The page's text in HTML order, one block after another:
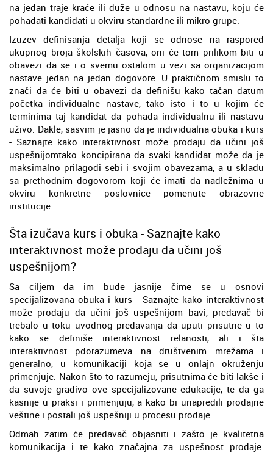
na jedan traje kraće ili duže u odnosu na nastavu, koju će
pohađati kandidati u okviru standardne ili mikro grupe.
Izuzev definisanja detalja koji se odnose na raspored
ukupnog broja školskih časova, oni će tom prilikom biti u
obavezi da se i o svemu ostalom u vezi sa organizacijom
nastave jedan na jedan dogovore. U praktičnom smislu to
znači da će biti u obavezi da definišu kako tačan datum
početka individualne nastave, tako isto i to u kojim će
terminima taj kandidat da pohađa individualnu ili nastavu
uživo. Dakle, sasvim je jasno da je individualna obuka i kurs
- Saznajte kako interaktivnost može prodaju da učini još
uspešnijomtako koncipirana da svaki kandidat može da je
maksimalno prilagodi sebi i svojim obavezama, a u skladu
sa prethodnim dogovorom koji će imati da nadležnima u
okviru konkretne poslovnice pomenute obrazovne
institucije.
Šta izučava kurs i obuka - Saznajte kako
interaktivnost može prodaju da učini još
uspešnijom?
Sa ciljem da im bude jasnije čime se u osnovi
specijalizovana obuka i kurs - Saznajte kako interaktivnost
može prodaju da učini još uspešnijom bavi, predavač bi
trebalo u toku uvodnog predavanja da uputi prisutne u to
kako se definiše interaktivnost relanosti, ali i šta
interaktivnost pdorazumeva na društvenim mrežama i
generalno, u komunikaciji koja se u onlajn okruženju
primenjuje. Nakon što to razumeju, prisutnima će biti lakše i
da suvoje gradivo ove specijalizovane edukacije, te da ga
kasnije u praksi i primenjuju, a kako bi unapredili prodajne
veštine i postali još uspešniji u procesu prodaje.
Odmah zatim će predavač objasniti i zašto je kvalitetna
komunikacija i te kako značajna za uspešnost prodaje.